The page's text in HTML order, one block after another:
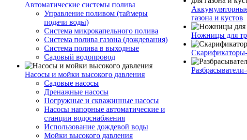
Автоматические системы полива
Управление поливом (таймеры
подачи воды)
Система микрокапельного полива
Система полива газона (дождевания)
Система полива в выходные
Садовый водопровод
Насосы и мойки высокого давления
Садовые насосы
Дренажные насосы
Погружные и скважинные насосы
Насосы напорные автоматические и
станции водоснабжения
Использование дождевой воды
Мойки высокого давления
газона и кустов
Ножницы для